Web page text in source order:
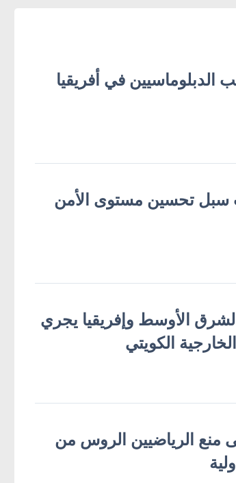
الدبلوماسيين في أفريقيا
سبل تحسين مستوى الأمن
الأوسط وإفريقيا يجري
الكويتي
منع الرياضيين الروس من